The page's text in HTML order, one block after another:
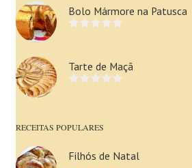
Bolo Mármore na Patusca
Tarte de Maçã
RECEITAS POPULARES
Filhós de Natal